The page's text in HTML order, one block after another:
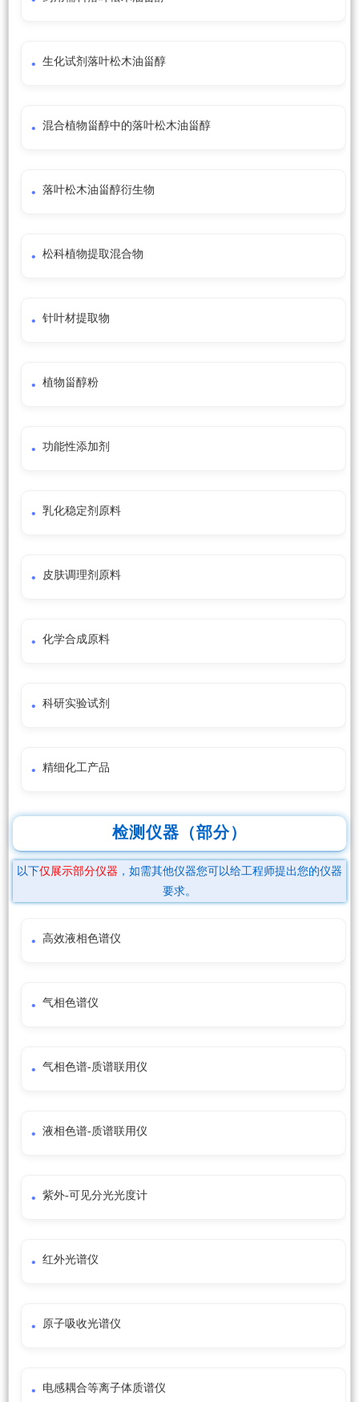
生化试剂落叶松木油甾醇
混合植物甾醇中的落叶松木油甾醇
落叶松木油甾醇衍生物
松科植物提取混合物
针叶材提取物
植物甾醇粉
功能性添加剂
乳化稳定剂原料
皮肤调理剂原料
化学合成原料
科研实验试剂
精细化工产品
检测仪器（部分）
以下仅展示部分仪器 ，如需其他仪器您可以给工程师提出您的仪器
要求。
高效液相色谱仪
气相色谱仪
气相色谱-质谱联用仪
液相色谱-质谱联用仪
紫外-可见分光光度计
红外光谱仪
原子吸收光谱仪
电感耦合等离子体质谱仪